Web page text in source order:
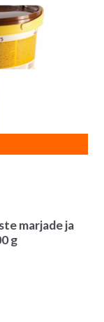
marjade ja
g